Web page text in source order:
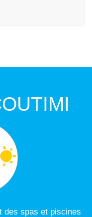
des spas et piscines